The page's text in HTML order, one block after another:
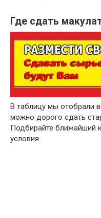
Где сдать
В таблицу мы отобрали
можно дорого сдать
Подбирайте ближайший
условия.